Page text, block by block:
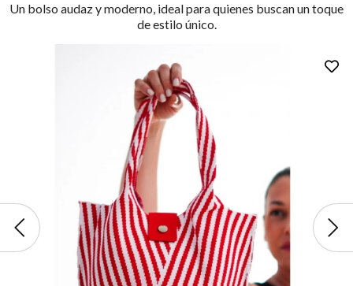
Un bolso audaz y moderno, ideal para quienes buscan un toque
de estilo único.